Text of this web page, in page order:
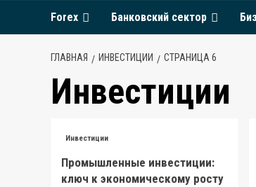
Forex Банковский сектор
ГЛАВНАЯ ИНВЕСТИЦИИ СТРАНИЦА 6
Инвестиции
Инвестиции
Промышленные инвестиции:
ключ к экономическому росту